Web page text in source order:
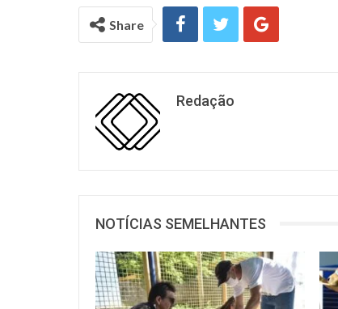
Share
Redação
NOTÍCIAS SEMELHANTES